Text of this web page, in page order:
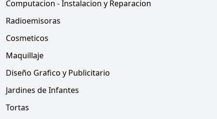
Computacion - Instalacion y Reparacion
Radioemisoras
Cosmeticos
Maquillaje
Diseño Grafico y Publicitario
Jardines de Infantes
Tortas